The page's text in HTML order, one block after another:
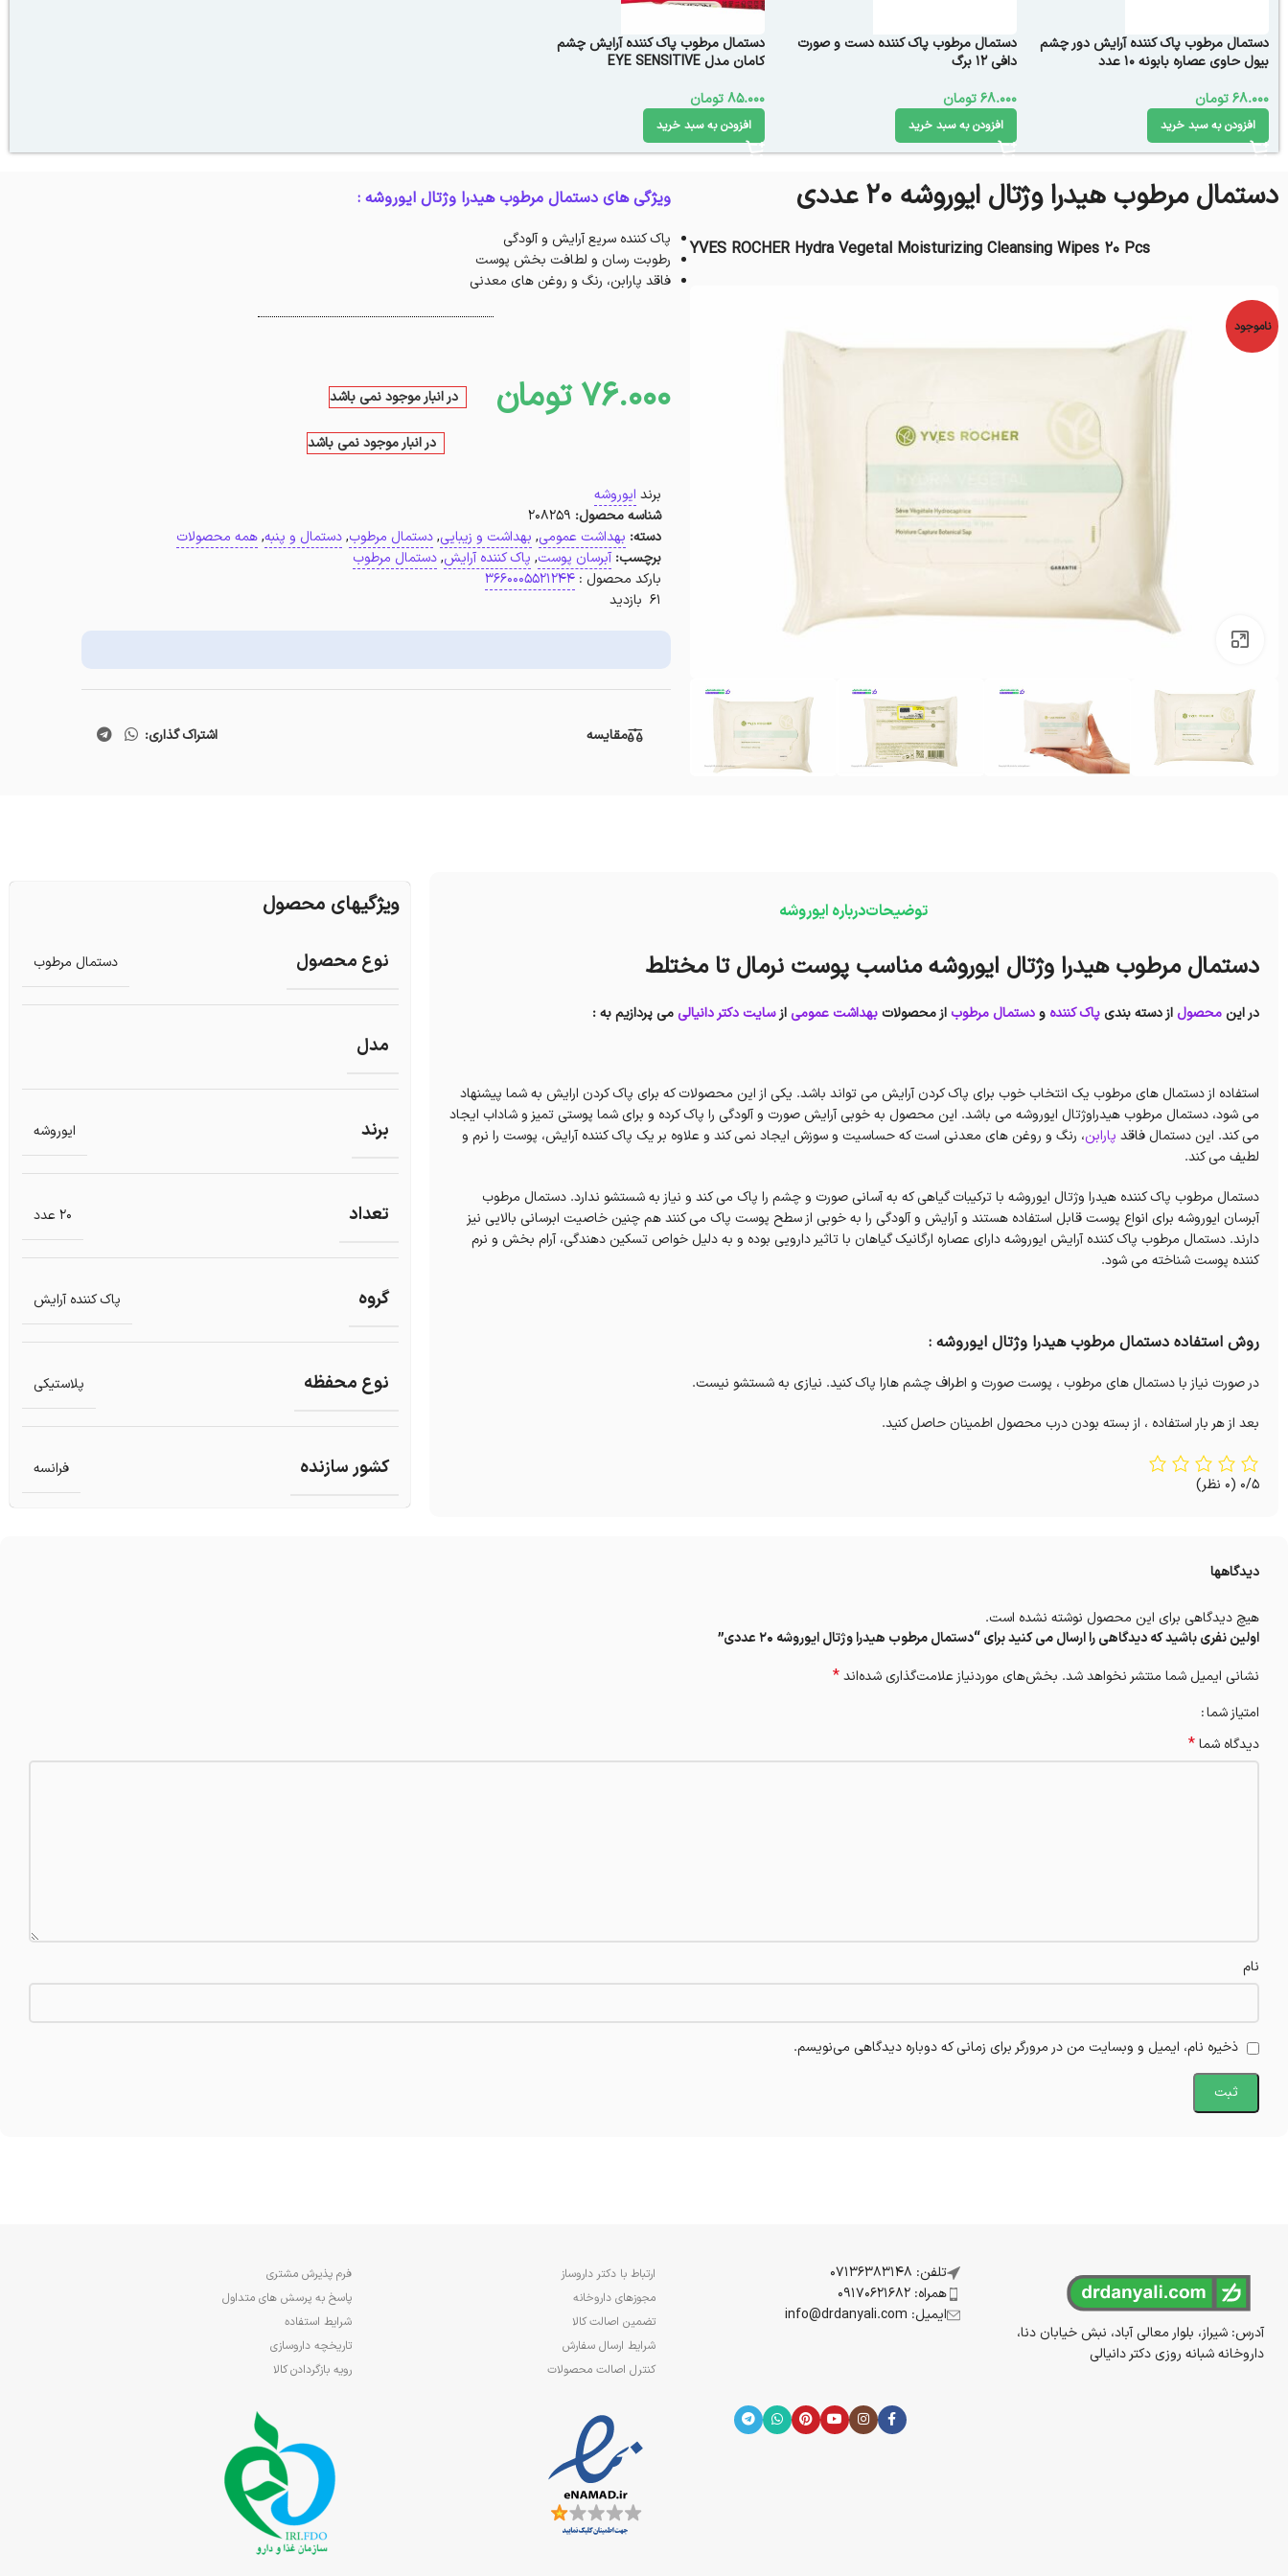
دستمال مرطوب پاک کننده آرایش دور چشم
بیول حاوی عصاره بابونه ۱۰ عدد
68.000تومان
افزودن به سبد خرید
دستمال مرطوب پاک کننده دست و صورت
دافی 12 برگ
68.000 تومان
افزودن به سبد خرید
دستمال مرطوب پاک کننده آرایش چشم
کامان مدل EYE SENSITIVE
85.000 تومان
افزودن به سبد خرید
دستمال مرطوب هیدرا وژتال ایوروشه 20 عددی
YVES ROCHER Hydra Vegetal Moisturizing Cleansing Wipes 20 Pcs
ناموجود
بزرگنمایی تصویر
ویژگی های دستمال مرطوب هیدرا وژتال ایوروشه :
پاک کننده سریع آرایش و آلودگی
رطوبت رسان و لطافت بخش پوست
فاقد پارابن، رنگ و روغن های معدنی
76.000 تومان در انبار موجود نمی باشد
در انبار موجود نمی باشد
برند ایوروشه
شناسه محصول: 208259
دسته: بهداشت عمومی, بهداشت و زیبایی, دستمال مرطوب, دستمال و پنبه, همه محصولات
برچسب: آبرسان پوست, پاک کننده آرایش, دستمال مرطوب
بارکد محصول :3660005521244
61 بازدید
مقایسه اشتراک گذاری:
توضیحاتدرباره ایوروشه
دستمال مرطوب هیدرا وژتال ایوروشه مناسب پوست نرمال تا مختلط
در این محصول از دسته بندی پاک کننده ودستمال مرطوب از محصولات بهداشت عمومیازسایت دکتر دانیالیمی پردازیم به :
استفاده از دستمال های مرطوب یک انتخاب خوب برای پاک کردن آرایش می تواند باشد. یکی از این محصولات که برای پاک کردن ارایش به شما پیشنهاد
می شود، دستمال مرطوب هیدراوژتال ایوروشه می باشد. این محصول به خوبی آرایش صورت و آلودگی را پاک کرده و برای شما پوستی تمیز و شاداب ایجاد
می کند. این دستمال فاقد پارابن، رنگ و روغن های معدنی است که حساسیت و سوزش ایجاد نمی کند و علاوه بر یک پاک کننده آرایش، پوست را نرم و
لطیف می کند.
دستمال مرطوب پاک کننده هیدرا وژتال ایوروشه با ترکیبات گیاهی که به آسانی صورت و چشم را پاک می کند و نیاز به شستشو ندارد. دستمال مرطوب
آبرسان ایوروشه برای انواع پوست قابل استفاده هستند و آرایش و آلودگی را به خوبی از سطح پوست پاک می کنند هم چنین خاصیت ابرسانی بالایی نیز
دارند. دستمال مرطوب پاک کننده آرایش ایوروشه دارای عصاره ارگانیک گیاهان با تاثیر دارویی بوده و به دلیل خواص تسکین دهندگی، آرام بخش و نرم
کننده پوست شناخته می شود.
روش استفاده دستمال مرطوب هیدرا وژتال ایوروشه :
در صورت نیاز با دستمال های مرطوب ، پوست صورت و اطراف چشم هارا پاک کنید. نیازی به شستشو نیست.
بعد از هر بار استفاده ، از بسته بودن درب محصول اطمینان حاصل کنید.
0/5 (0 نظر)
ویژگیهای محصول
نوع محصول دستمال مرطوب
مدل
برند ایوروشه
تعداد 20 عدد
گروه پاک کننده آرایش
نوع محفظه پلاستیکی
کشور سازنده فرانسه
دیدگاهها
هیچ دیدگاهی برای این محصول نوشته نشده است.
اولین نفری باشید که دیدگاهی را ارسال می کنید برای “دستمال مرطوب هیدرا وژتال ایوروشه 20 عددی”
نشانی ایمیل شما منتشر نخواهد شد. بخش‌های موردنیاز علامت‌گذاری شده‌اند*
امتیاز شما
دیدگاه شما*
نام
ذخیره نام، ایمیل و وبسایت من در مرورگر برای زمانی که دوباره دیدگاهی می‌نویسم.
آدرس: شیراز، بلوار معالی آباد، نبش خیابان دنا،
داروخانه شبانه روزی دکتر دانیالی
تلفن: 07136383148
همراه: 09170621682
ایمیل: info@drdanyali.com
ارتباط با دکتر داروساز
مجوزهای داروخانه
تضمین اصالت کالا
شرایط ارسال سفارش
کنترل اصالت محصولات
فرم پذیرش مشتری
پاسخ به پرسش های متداول
شرایط استفاده
تاریخچه داروسازی
رویه بازگردادن کالا